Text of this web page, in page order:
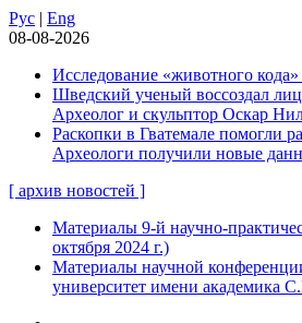
Рус | Eng
08-08-2026
Исследование «животного
Шведский ученый воссоздал
Археолог и скульптор Оскар
Раскопки в Гватемале помогли
Археологи получили новые
[ архив новостей ]
Материалы 9-й научно-
октября 2024 г.)
Материалы научной
университет имени академика